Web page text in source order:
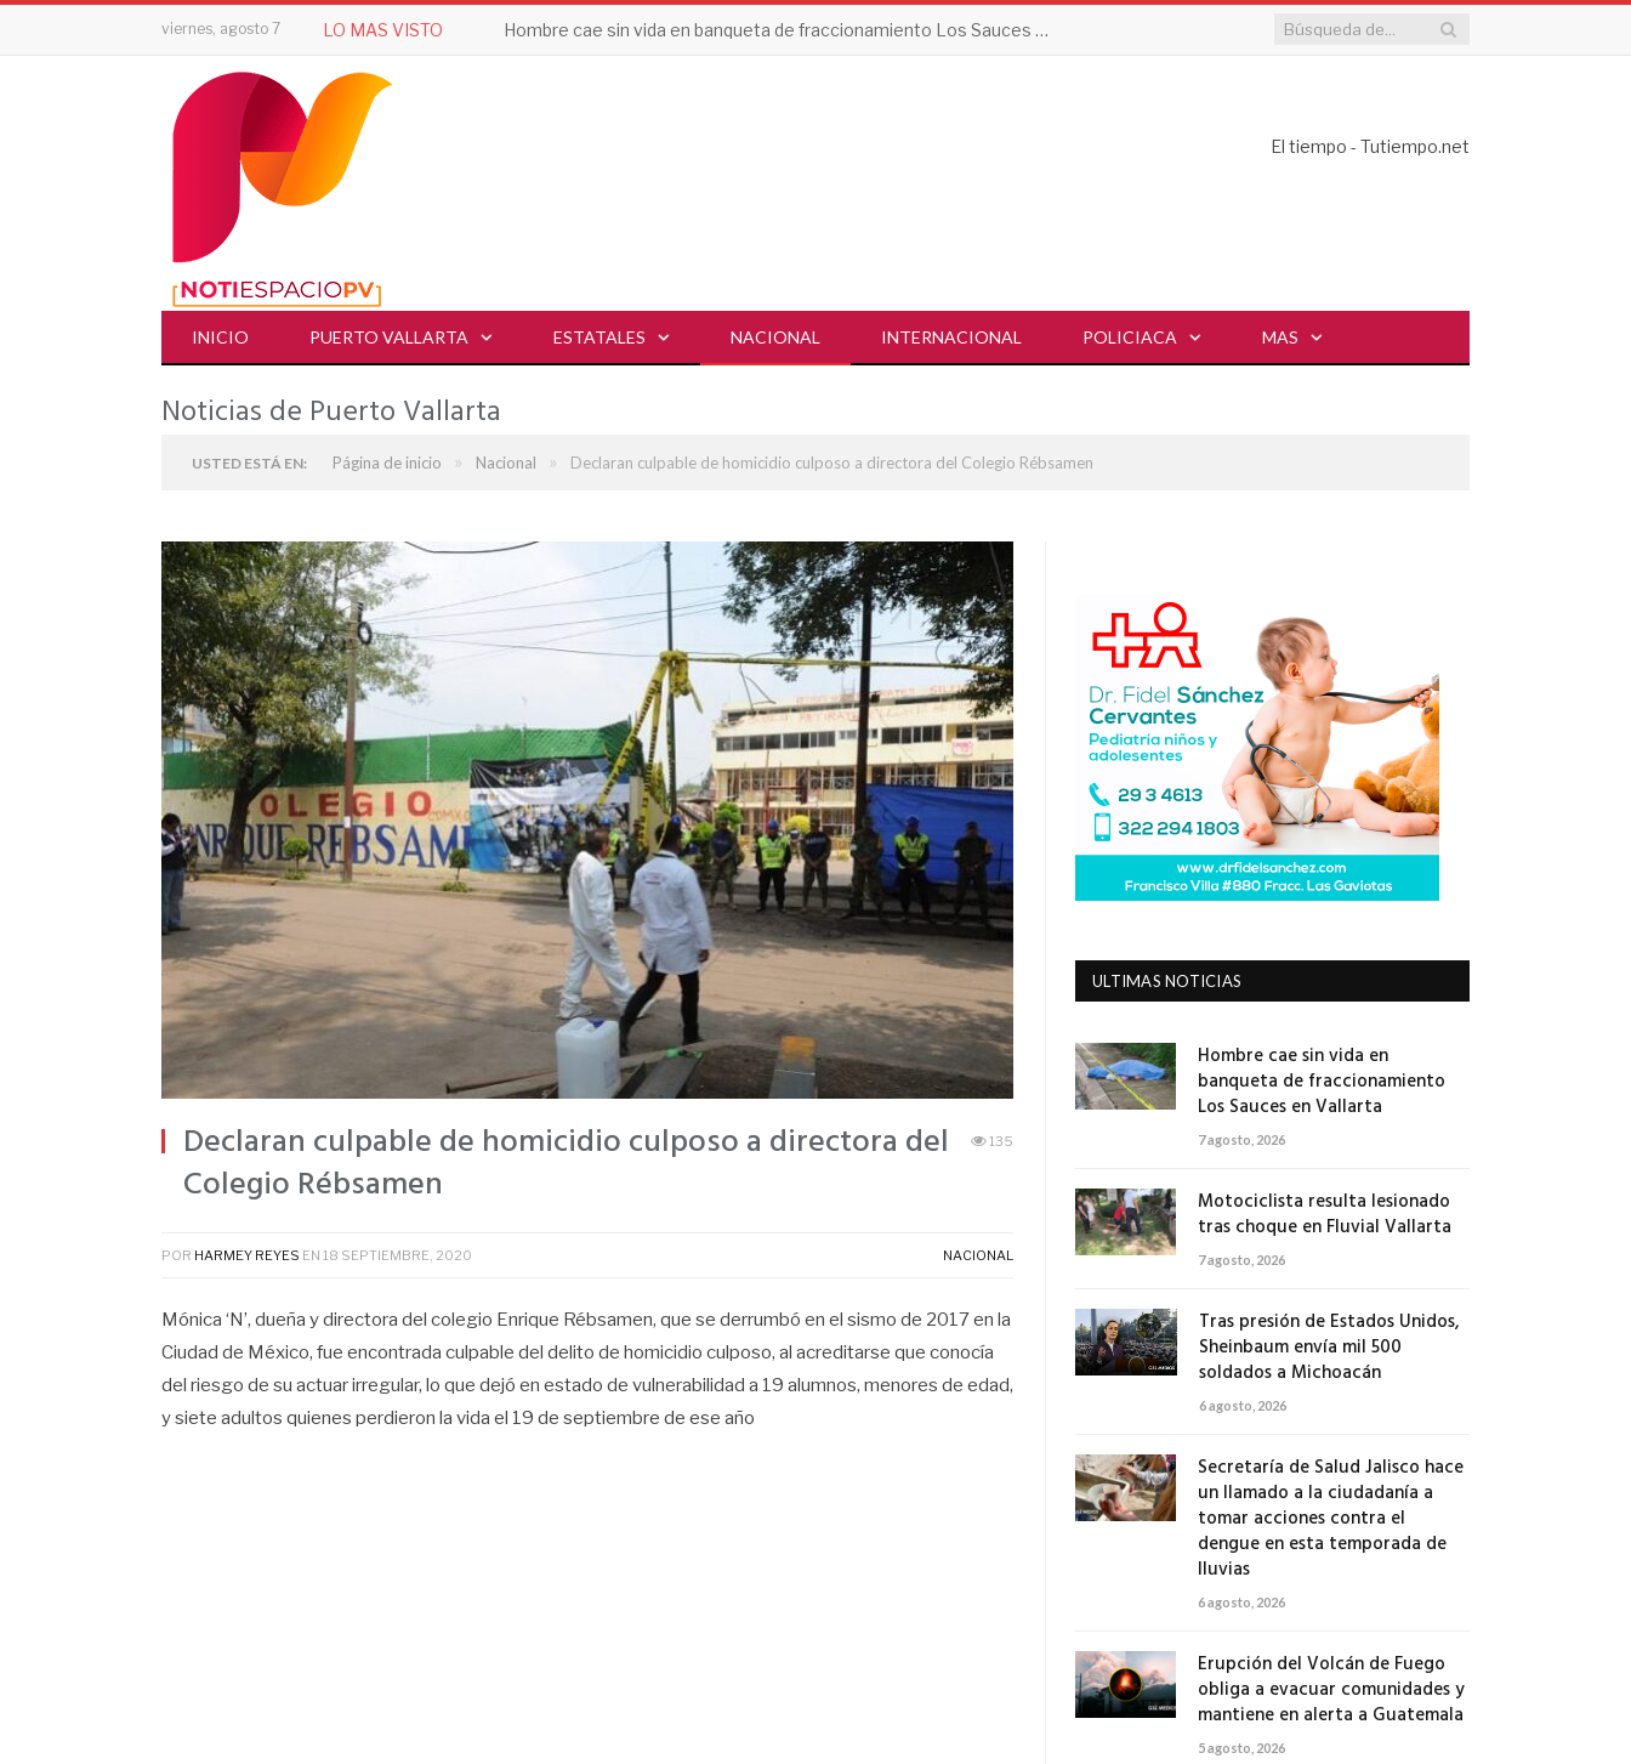
viernes, agosto 7 LO MAS VISTO Hombre cae sin vida en banqueta de fraccionamiento Los Sauces en Vallarta
El tiempo - Tutiempo.net
INICIO PUERTO VALLARTA ESTATALES NACIONAL INTERNACIONAL POLICIACA MAS
Noticias de Puerto Vallarta
USTED ESTÁ EN: Página de inicio » Nacional » Declaran culpable de homicidio culposo a directora del Colegio Rébsamen
Declaran culpable de homicidio culposo a directora del
Colegio Rébsamen
135
POR HARMEY REYES EN 18 SEPTIEMBRE, 2020 NACIONAL
Mónica ‘N’, dueña y directora del colegio Enrique Rébsamen, que se derrumbó en el sismo de 2017 en la
Ciudad de México, fue encontrada culpable del delito de homicidio culposo, al acreditarse que conocía
del riesgo de su actuar irregular, lo que dejó en estado de vulnerabilidad a 19 alumnos, menores de edad,
y siete adultos quienes perdieron la vida el 19 de septiembre de ese año
ULTIMAS NOTICIAS
Hombre cae sin vida en
banqueta de fraccionamiento
Los Sauces en Vallarta
7 agosto, 2026
Motociclista resulta lesionado
tras choque en Fluvial Vallarta
7 agosto, 2026
Tras presión de Estados Unidos,
Sheinbaum envía mil 500
soldados a Michoacán
6 agosto, 2026
Secretaría de Salud Jalisco hace
un llamado a la ciudadanía a
tomar acciones contra el
dengue en esta temporada de
lluvias
6 agosto, 2026
Erupción del Volcán de Fuego
obliga a evacuar comunidades y
mantiene en alerta a Guatemala
5 agosto, 2026